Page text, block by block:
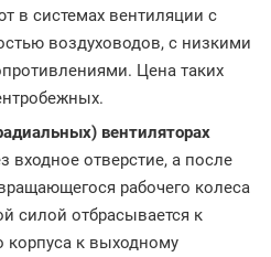
в системах вентиляции с
воздуховодов, с низкими
Цена таких
вентиляторах
входное отверстие, а после
рабочего колеса
силой отбрасывается к
корпуса к выходному